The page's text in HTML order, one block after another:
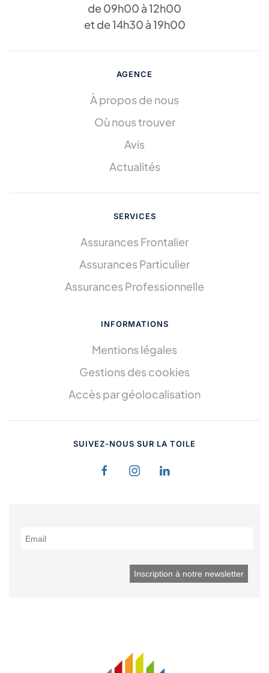
de 09h00 à 12h00
et de 14h30 à 19h00
AGENCE
À propos de nous
Où nous trouver
Avis
Actualités
SERVICES
Assurances Frontalier
Assurances Particulier
Assurances Professionnelle
INFORMATIONS
Mentions légales
Gestions des cookies
Accès par géolocalisation
SUIVEZ-NOUS SUR LA TOILE